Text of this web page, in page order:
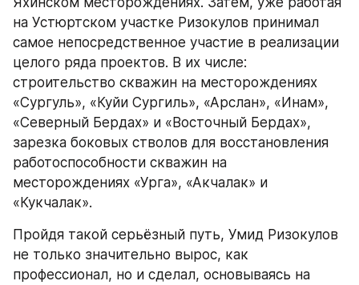
на Устюртском участке Ризокулов принимал
самое непосредственное участие в реализации
целого ряда проектов. В их числе:
строительство скважин на месторождениях
«Сургуль», «Куйи Сургиль», «Арслан», «Инам»,
«Северный Бердах» и «Восточный Бердах»,
зарезка боковых стволов для восстановления
работоспособности скважин на
месторождениях «Урга», «Акчалак» и
«Кукчалак».
Пройдя такой серьёзный путь, Умид Ризокулов
не только значительно вырос, как
профессионал, но и сделал, основываясь на